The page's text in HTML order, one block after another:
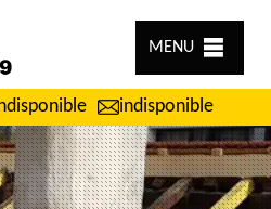
MENU
indisponible